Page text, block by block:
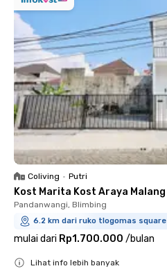
Coliving • Putri
Kost Marita Kost Araya Malang
Pandanwangi, Blimbing
6.2 km dari ruko tlogomas square
mulai dari Rp1.700.000 /bulan
Lihat info lebih banyak